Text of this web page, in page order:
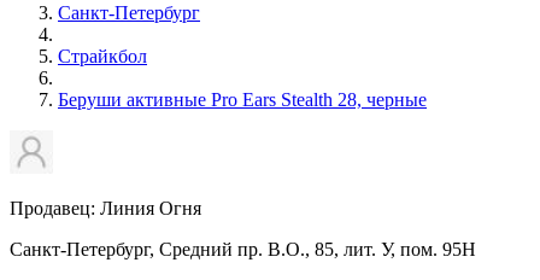
Санкт-Петербург
Страйкбол
Беруши активные Pro Ears Stealth 28, черные
Продавец: Линия Огня
Санкт-Петербург, Средний пр. В.О., 85, лит. У, пом. 95Н